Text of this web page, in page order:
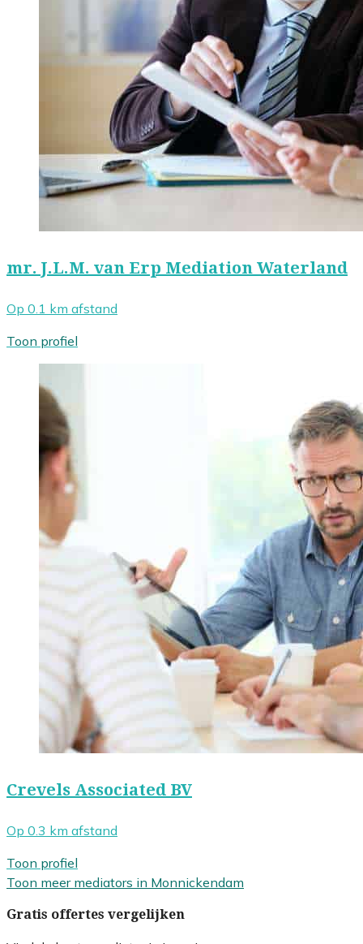
mr. J.L.M. van Erp Mediation Waterland
Op 0.1 km afstand
Toon profiel
Crevels Associated BV
Op 0.3 km afstand
Toon profiel
Toon meer mediators in Monnickendam
Gratis offertes vergelijken